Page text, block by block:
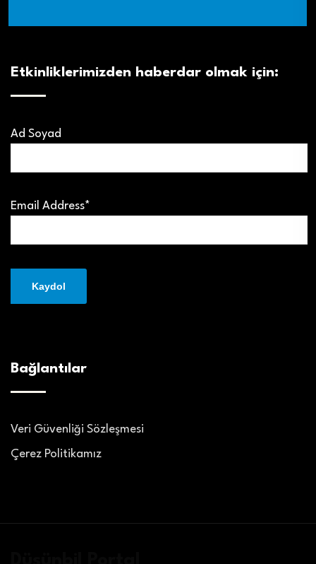
Etkinliklerimizden haberdar olmak için:
Ad Soyad
Email Address*
Bağlantılar
Veri Güvenliği Sözleşmesi
Çerez Politikamız